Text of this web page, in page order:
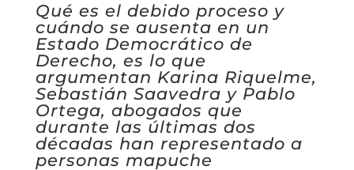
Qué es el debido proceso y
cuándo se ausenta en un
Estado Democrático de
Derecho, es lo que
argumentan Karina Riquelme,
Sebastián Saavedra y Pablo
Ortega, abogados que
durante las últimas dos
décadas han representado a
personas mapuche